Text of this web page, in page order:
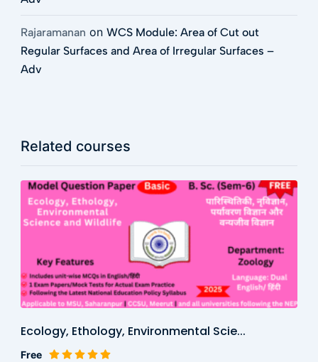
Related courses
Ecology, Ethology, Environmental Scie...
Free
Rajaramanan on WCS Module: Area of Cut out
Regular Surfaces and Area of Irregular Surfaces –
Adv